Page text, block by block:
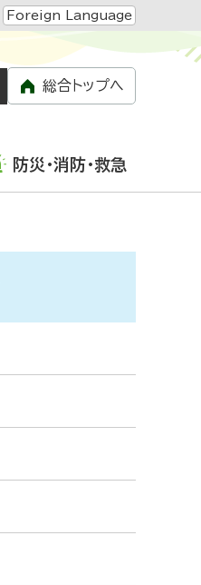
Foreign Language
総合トップへ
防災・消防・救急